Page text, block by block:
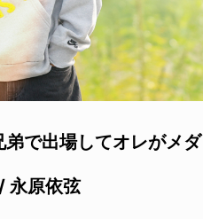
で出場してオレがメダ
永原依弦